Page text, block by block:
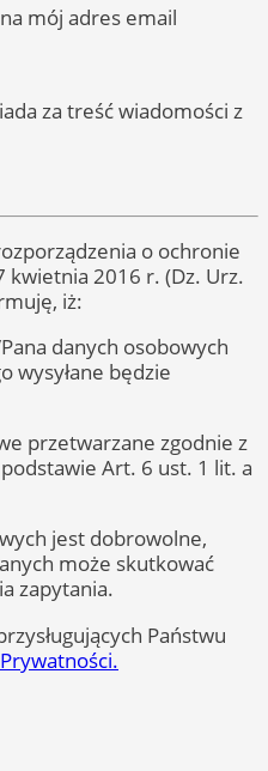
mój adres email
za treść wiadomości z
o ochronie
kwietnia 2016 r. (Dz. Urz.
iż:
danych osobowych
wysyłane będzie
przetwarzane zgodnie z
Art. 6 ust. 1 lit. a
jest dobrowolne,
może skutkować
zapytania.
Państwu